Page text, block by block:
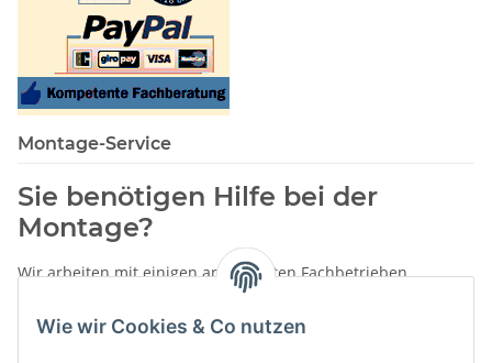
Wie wir Cookies & Co nutzen
Montage-Service
Sie benötigen Hilfe bei der
Montage?
Wir arbeiten mit einigen anerkannten Fachbetrieben
Rufen Sie uns einfach an: